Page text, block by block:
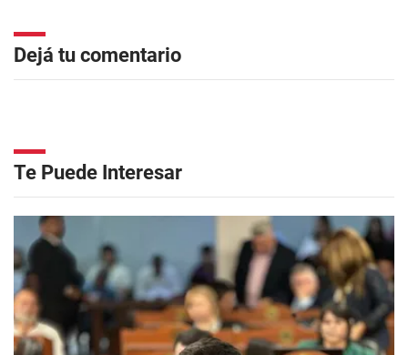
Dejá tu comentario
Te Puede Interesar